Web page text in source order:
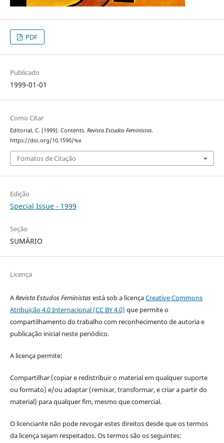
PDF
Publicado
1999-01-01
Como Citar
Editorial, C. (1999). Contents. Revista Estudos Feministas.
https://doi.org/10.1590/%x
Fomatos de Citação
Edição
Special Issue - 1999
Seção
SUMÁRIO
Licença
ARevista Estudos Feministasestá sob a licençaCreative Commons
Atribuição 4.0 Internacional (CC BY 4.0) que permite o
compartilhamento do trabalho com reconhecimento de autoria e
publicação inicial neste periódico.
A licença permite:
Compartilhar (copiar e redistribuir o material em qualquer suporte
ou formato) e/ou adaptar (remixar, transformar, e criar a partir do
material) para qualquer fim, mesmo que comercial.
O licenciante não pode revogar estes direitos desde que os termos
da licença sejam respeitados. Os termos são os seguintes: